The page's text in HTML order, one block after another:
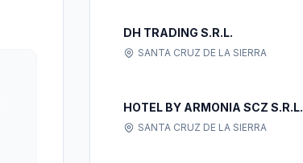
DH TRADING S.R.L.
SANTA CRUZ DE LA SIERRA
HOTEL BY ARMONIA SCZ S.R.L.
SANTA CRUZ DE LA SIERRA